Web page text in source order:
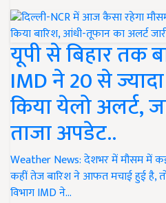
यूपी से बिहार तक
IMD ने 20 से ज्यादा
किया येलो अलर्ट,
ताजा अपडेट..
Weather News: देशभर में मौसम में
कहीं तेज बारिश ने आफत मचाई हुई है,
विभाग IMD ने…